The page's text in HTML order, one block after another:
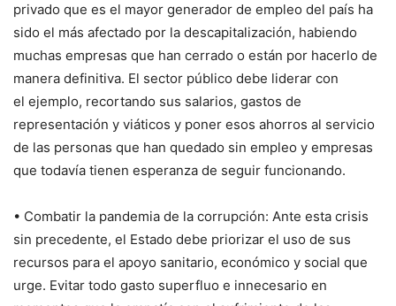
privado que es el mayor generador de empleo del país ha
sido el más afectado por la descapitalización, habiendo
muchas empresas que han cerrado o están por hacerlo de
manera definitiva. El sector público debe liderar con
el ejemplo, recortando sus salarios, gastos de
representación y viáticos y poner esos ahorros al servicio
de las personas que han quedado sin empleo y empresas
que todavía tienen esperanza de seguir funcionando.
• Combatir la pandemia de la corrupción: Ante esta crisis
sin precedente, el Estado debe priorizar el uso de sus
recursos para el apoyo sanitario, económico y social que
urge. Evitar todo gasto superfluo e innecesario en